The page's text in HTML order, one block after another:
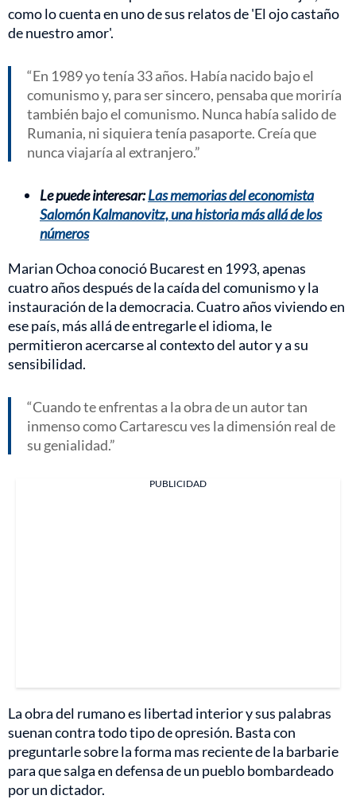
como lo cuenta en uno de sus relatos de 'El ojo castaño
de nuestro amor'.
En 1989 yo tenía 33 años. Había nacido bajo el
comunismo y, para ser sincero, pensaba que moriría
también bajo el comunismo. Nunca había salido de
Rumania, ni siquiera tenía pasaporte. Creía que
nunca viajaría al extranjero.
Le puede interesar:Las memorias del economista
Salomón Kalmanovitz, una historia más allá de los
números
Marian Ochoa conoció Bucarest en 1993, apenas
cuatro años después de la caída del comunismo y la
instauración de la democracia. Cuatro años viviendo en
ese país, más allá de entregarle el idioma, le
permitieron acercarse al contexto del autor y a su
sensibilidad.
Cuando te enfrentas a la obra de un autor tan
inmenso como Cartarescu ves la dimensión real de
su genialidad.
PUBLICIDAD
La obra del rumano es libertad interior y sus palabras
suenan contra todo tipo de opresión. Basta con
preguntarle sobre la forma mas reciente de la barbarie
para que salga en defensa de un pueblo bombardeado
por un dictador.